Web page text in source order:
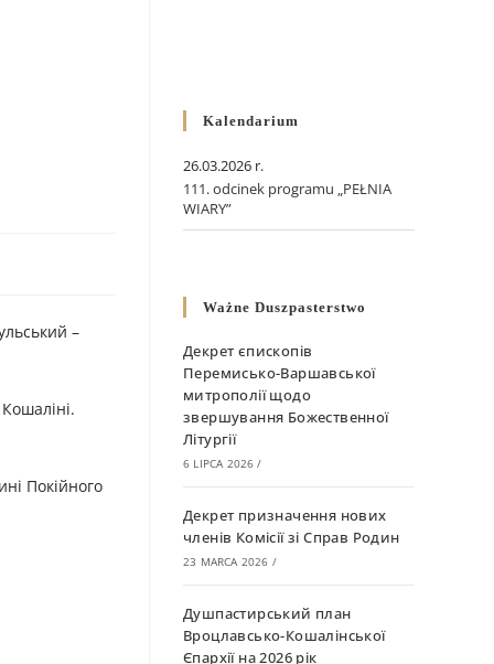
–
Покійного
Kalendarium
26.03.2026 r.
111. odcinek programu „PEŁNIA
WIARY”
Ważne Duszpasterstwo
Декрет єпископів
Перемисько-Варшавської
митрополії щодо
звершування Божественної
Літургії
6 LIPCA 2026 /
Декрет призначення нових
членів Комісії зі Справ Родин
23 MARCA 2026 /
Душпастирський план
Вроцлавсько-Кошалінської
Єпархії на 2026 рік